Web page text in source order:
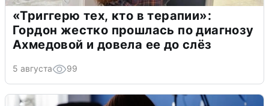
«Триггерю тех, кто в терапии»:
Гордон жестко прошлась по диагнозу
Ахмедовой и довела ее до слёз
5 августа 99